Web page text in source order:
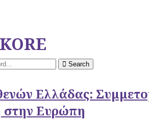
Search
Ελλάδας:
Ευρώπη